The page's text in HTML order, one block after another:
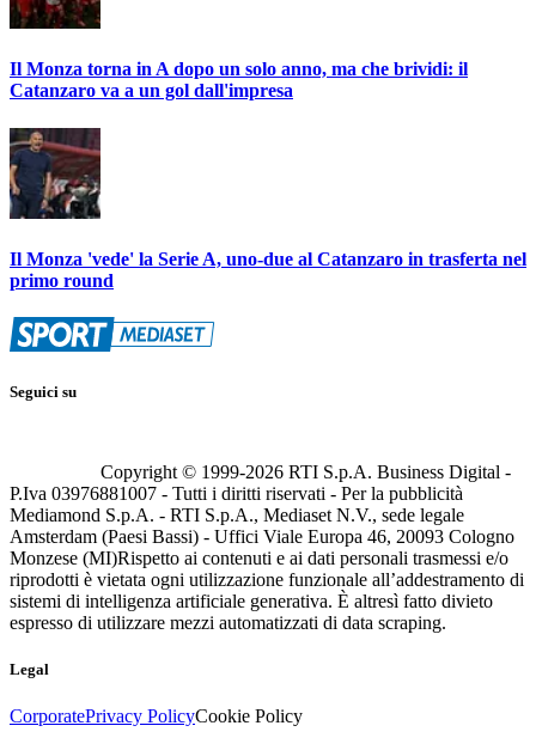
Il Monza torna in A dopo un solo anno, ma che brividi: il
Catanzaro va a un gol dall'impresa
Il Monza 'vede' la Serie A, uno-due al Catanzaro in trasferta nel
primo round
Seguici su
Copyright © 1999-2026 RTI S.p.A. Business Digital -
P.Iva 03976881007 - Tutti i diritti riservati - Per la pubblicità
Mediamond S.p.A. - RTI S.p.A., Mediaset N.V., sede legale
Amsterdam (Paesi Bassi) - Uffici Viale Europa 46, 20093 Cologno
Monzese (MI)Rispetto ai contenuti e ai dati personali trasmessi e/o
riprodotti è vietata ogni utilizzazione funzionale all’addestramento di
sistemi di intelligenza artificiale generativa. È altresì fatto divieto
espresso di utilizzare mezzi automatizzati di data scraping.
Legal
CorporatePrivacy PolicyCookie Policy